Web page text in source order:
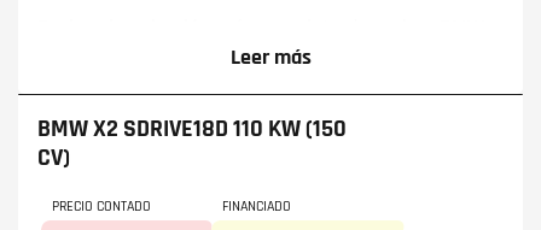
de segunda mano y ocasión en Granada,
en modelos destacados como elBMW X1
BMW X4
vehículos BMW. En Framacar, todos nuestros coches
BMW X2 SDRIVE18D 110 KW (150
CV)
PRECIO CONTADO FINANCIADO